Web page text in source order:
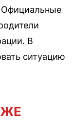
Официальные
В
ситуацию